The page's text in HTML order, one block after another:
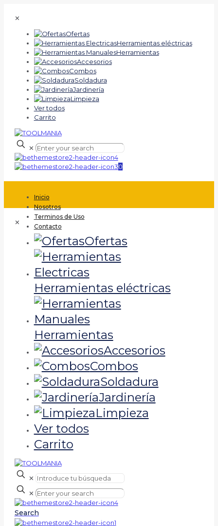
✕
Ofertas
Herramientas eléctricas
Herramientas
Accesorios
Combos
Soldadura
Jardinería
Limpieza
Ver todos
Carrito
✕
0
Inicio
Nosotros
Terminos de Uso
Contacto
✕
Ofertas
Herramientas eléctricas
Herramientas
Accesorios
Combos
Soldadura
Jardinería
Limpieza
Ver todos
Carrito
✕
✕
Search